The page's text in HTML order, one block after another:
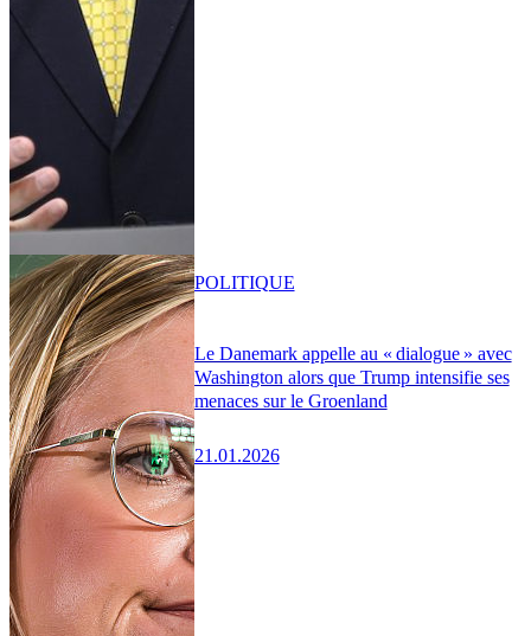
Le Danemark appelle au « dialogue » avec
Washington alors que Trump intensifie ses
menaces sur le Groenland
21.01.2026
POLITIQUE